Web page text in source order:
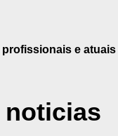
e atuais
noticias